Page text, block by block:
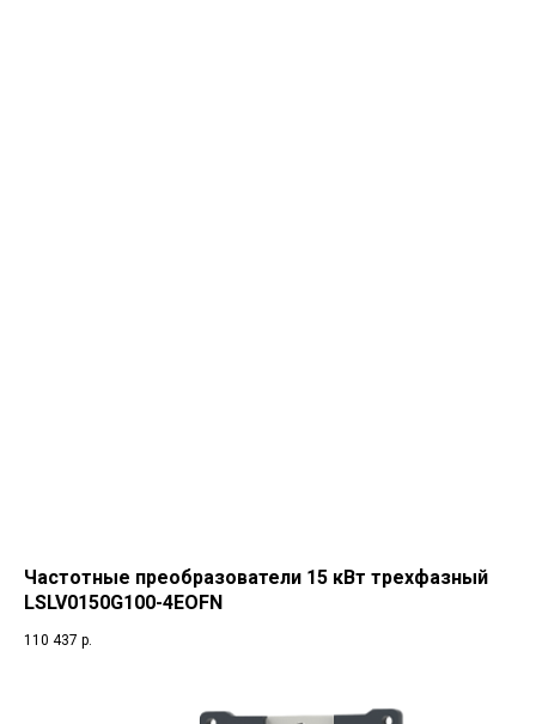
Частотные преобразователи 15 кВт трехфазный
LSLV0150G100-4EOFN
110 437 р.